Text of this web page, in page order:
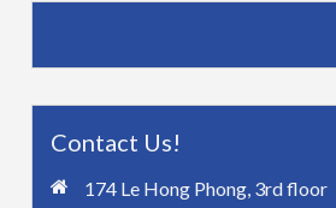
Contact Us!
174 Le Hong Phong, 3rd floor